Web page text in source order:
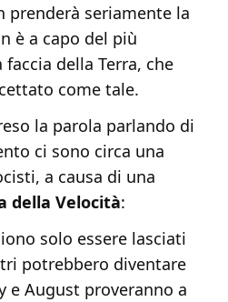
prenderà seriamente la
è a capo del più
della Terra, che
come tale.
la parola parlando di
ci sono circa una
a causa di una
della Velocità:
solo essere lasciati
potrebbero diventare
e August proveranno a